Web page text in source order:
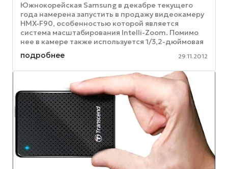
Южнокорейская Samsung в декабре текущего
года намерена запустить в продажу видеокамеру
HMX-F90, особенностью которой является
система масштабирования Intelli-Zoom. Помимо
нее в камере также используется 1/3,2-дюймовая
5-мегапиксельная CMOS-матрица. ...
подробнее 29.11.2012